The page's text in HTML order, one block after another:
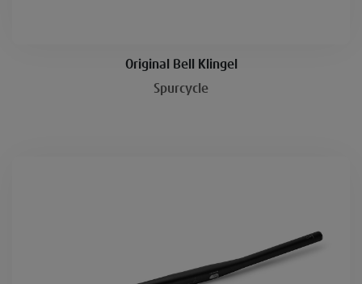
Original Bell Klingel
Spurcycle